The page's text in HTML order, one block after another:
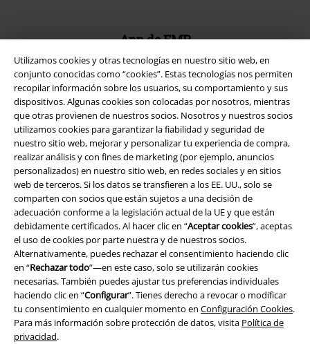
Utilizamos cookies y otras tecnologías en nuestro sitio web, en
conjunto conocidas como “cookies”. Estas tecnologías nos permiten
recopilar información sobre los usuarios, su comportamiento y sus
dispositivos. Algunas cookies son colocadas por nosotros, mientras
que otras provienen de nuestros socios. Nosotros y nuestros socios
utilizamos cookies para garantizar la fiabilidad y seguridad de
nuestro sitio web, mejorar y personalizar tu experiencia de compra,
realizar análisis y con fines de marketing (por ejemplo, anuncios
personalizados) en nuestro sitio web, en redes sociales y en sitios
web de terceros. Si los datos se transfieren a los EE. UU., solo se
comparten con socios que están sujetos a una decisión de
adecuación conforme a la legislación actual de la UE y que están
debidamente certificados. Al hacer clic en “Aceptar cookies”, aceptas
el uso de cookies por parte nuestra y de nuestros socios.
Alternativamente, puedes rechazar el consentimiento haciendo clic
en “Rechazar todo”—en este caso, solo se utilizarán cookies
necesarias. También puedes ajustar tus preferencias individuales
haciendo clic en “Configurar”. Tienes derecho a revocar o modificar
tu consentimiento en cualquier momento en Configuración Cookies.
Para más información sobre protección de datos, visita Política de
privacidad.
App de EMP
¡Descarga la nueva App EMP totalmente GRATIS y disfruta de todas
sus nuevas funciones y ventajas!
A Warner Music Group Company
Seguridad